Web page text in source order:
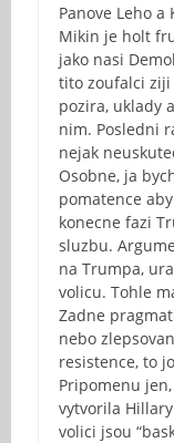
Panove Leho a
Mikin je holt
jako nasi
tito zoufalci ziji
pozira, uklady
nim. Posledni
nejak
Osobne, ja
pomatence
konecne fazi
sluzbu.
na Trumpa,
volicu. Tohle
Zadne
nebo
resistence, to
Pripomenu
vytvorila
volici jsou